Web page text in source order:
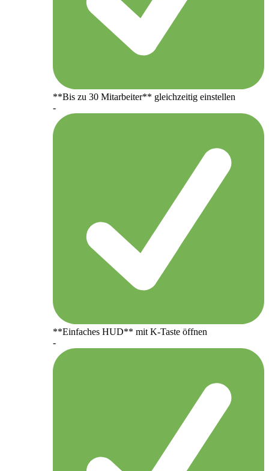
**Bis zu 30 Mitarbeiter** gleichzeitig einstellen
-
**Einfaches HUD** mit K-Taste öffnen
-